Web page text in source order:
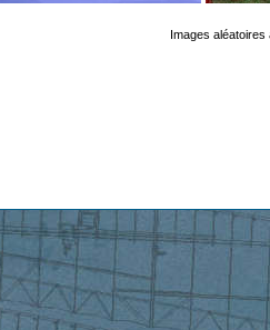
Images aléatoires